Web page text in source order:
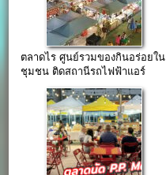
ตลาดไร ศูนย์รวมของกินอร่อยใน
ชุมชน ติดสถานีรถไฟฟ้าแอร์
พอร์ตลิงค์หัวหมาก